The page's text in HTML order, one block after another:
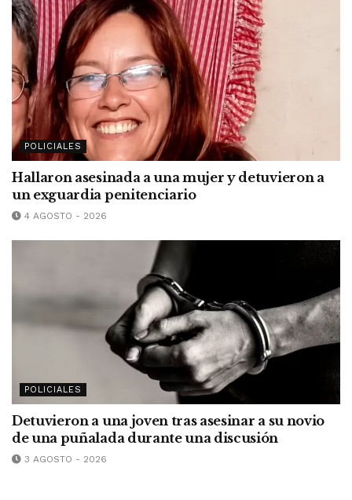
POLICIALES
Hallaron asesinada a una mujer y detuvieron a
un exguardia penitenciario
4 AGOSTO - 2026
POLICIALES
Detuvieron a una joven tras asesinar a su novio
de una puñalada durante una discusión
3 AGOSTO - 2026